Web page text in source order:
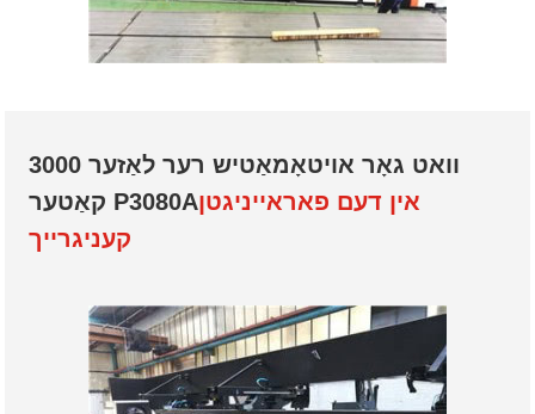
3000 וואט גאָר אויטאָמאַטיש רער לאַזער
קאַטער P3080Aאין דעם פאראייניגטן
קעניגרייך